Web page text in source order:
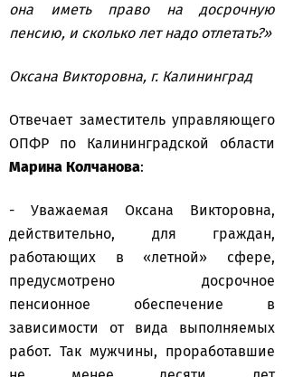
она иметь право на досрочную
пенсию, и сколько лет надо отлетать?»
Оксана Викторовна, г. Калининград
Отвечает заместитель управляющего
ОПФР по Калининградской области
Марина Колчанова:
- Уважаемая Оксана Викторовна,
действительно, для граждан,
работающих в «летной» сфере,
предусмотрено досрочное
пенсионное обеспечение в
зависимости от вида выполняемых
работ. Так мужчины, проработавшие